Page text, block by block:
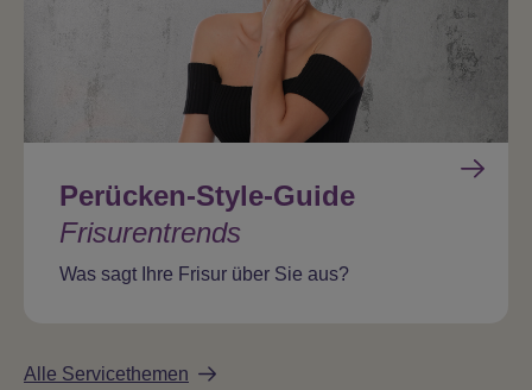
Perücken-Style-Guide
Frisurentrends
Was sagt Ihre Frisur über Sie aus?
Alle Servicethemen